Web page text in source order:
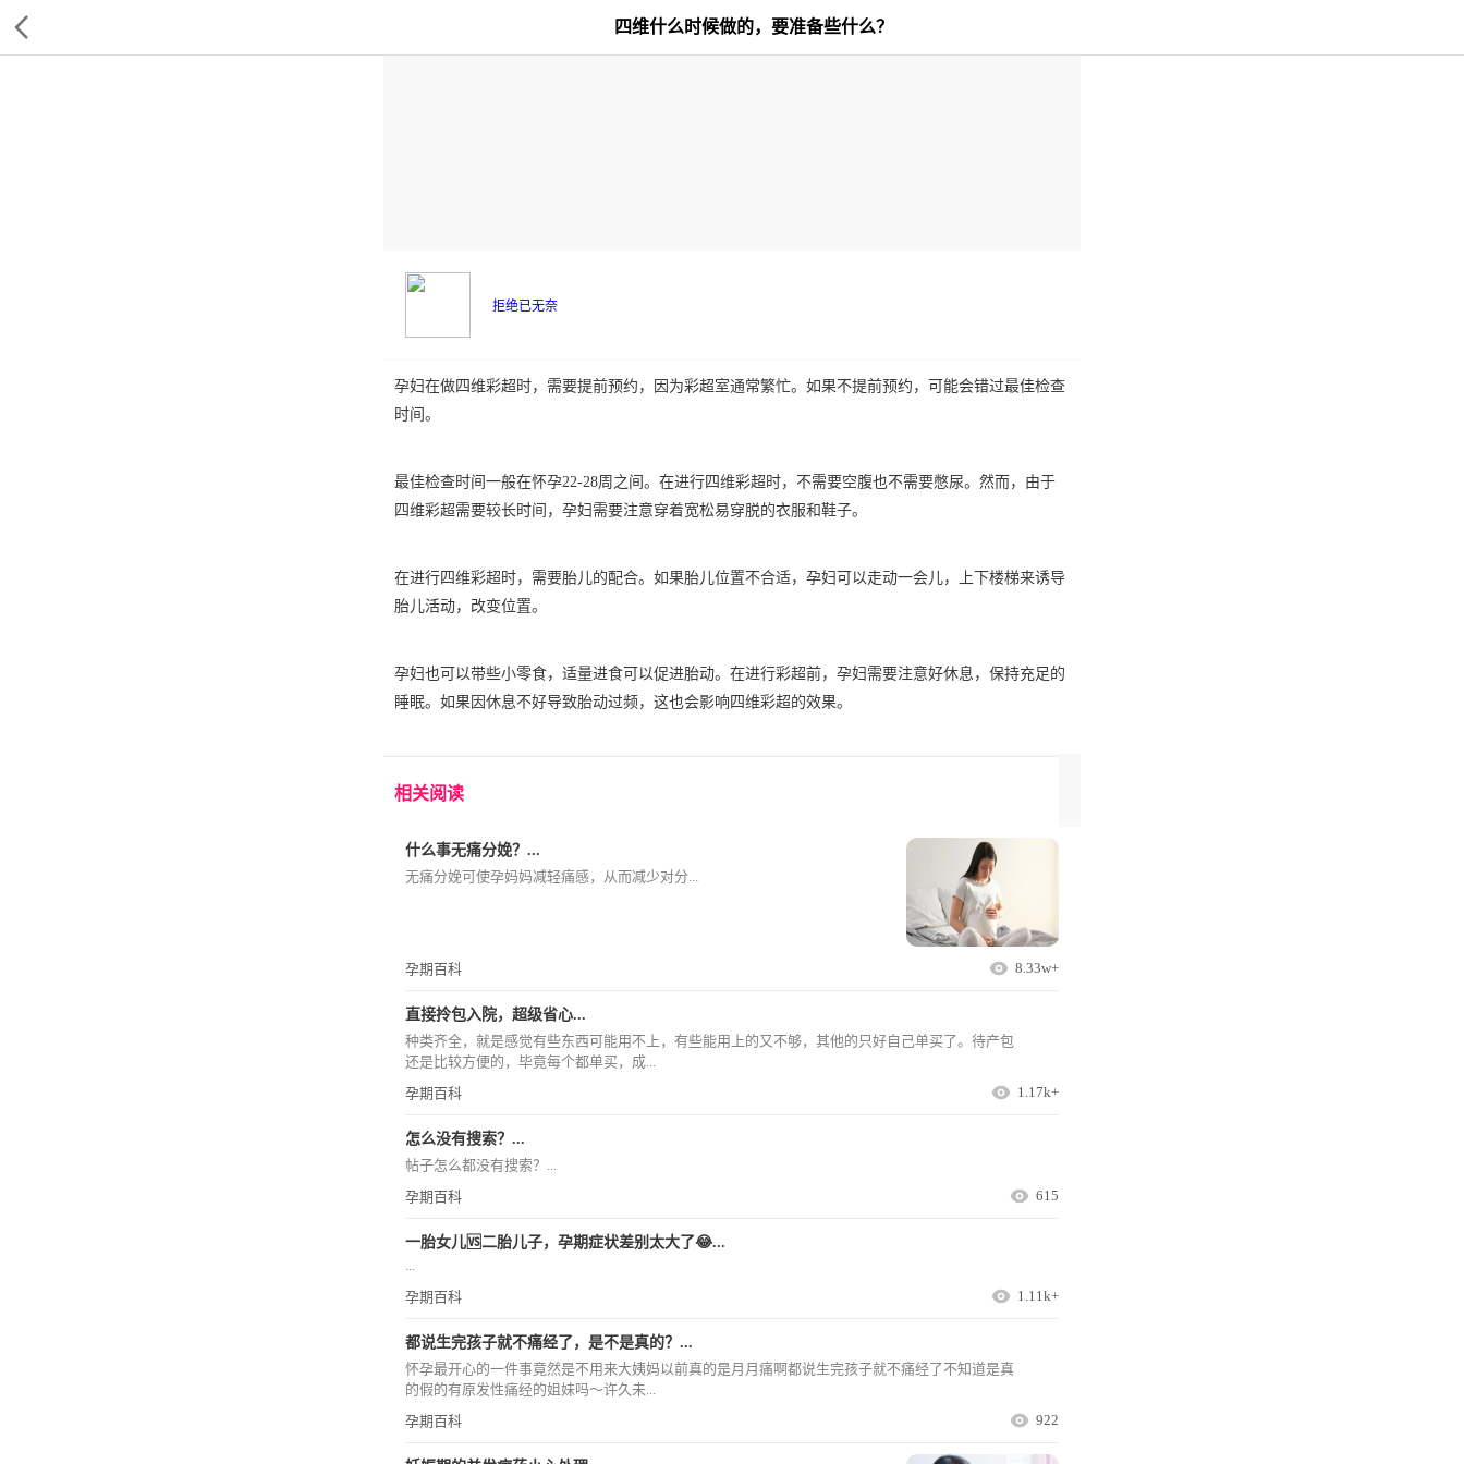
四维什么时候做的，要准备些什么？
拒绝已无奈
孕妇在做四维彩超时，需要提前预约，因为彩超室通常繁忙。如果不提前预约，可能会错过最佳检查
时间。
最佳检查时间一般在怀孕22-28周之间。在进行四维彩超时，不需要空腹也不需要憋尿。然而，由于
四维彩超需要较长时间，孕妇需要注意穿着宽松易穿脱的衣服和鞋子。
在进行四维彩超时，需要胎儿的配合。如果胎儿位置不合适，孕妇可以走动一会儿，上下楼梯来诱导
胎儿活动，改变位置。
孕妇也可以带些小零食，适量进食可以促进胎动。在进行彩超前，孕妇需要注意好休息，保持充足的
睡眠。如果因休息不好导致胎动过频，这也会影响四维彩超的效果。
相关阅读
什么事无痛分娩？...
无痛分娩可使孕妈妈减轻痛感，从而减少对分...
孕期百科 8.33w+
直接拎包入院，超级省心...
种类齐全，就是感觉有些东西可能用不上，有些能用上的又不够，其他的只好自己单买了。待产包
还是比较方便的，毕竟每个都单买，成...
孕期百科
1.17k+
怎么没有搜索？...
帖子怎么都没有搜索？...
孕期百科
615
一胎女儿🆚二胎儿子，孕期症状差别太大了😂...
...
孕期百科
1.11k+
都说生完孩子就不痛经了，是不是真的？...
怀孕最开心的一件事竟然是不用来大姨妈以前真的是月月痛啊都说生完孩子就不痛经了不知道是真
的假的有原发性痛经的姐妹吗～许久未...
孕期百科
922